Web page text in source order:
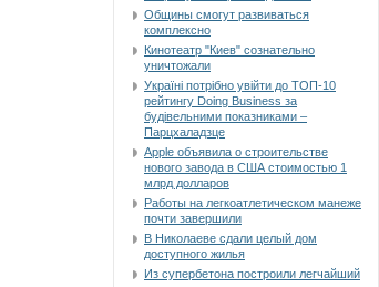
Общины смогут развиваться
комплексно
Кинотеатр "Киев" сознательно
уничтожали
Україні потрібно увійти до ТОП-10
рейтингу Doing Business за
будівельними показниками –
Парцхаладзце
Apple объявила о строительстве
нового завода в США стоимостью 1
млрд долларов
Работы на легкоатлетическом манеже
почти завершили
В Николаеве сдали целый дом
доступного жилья
Из супербетона построили легчайший